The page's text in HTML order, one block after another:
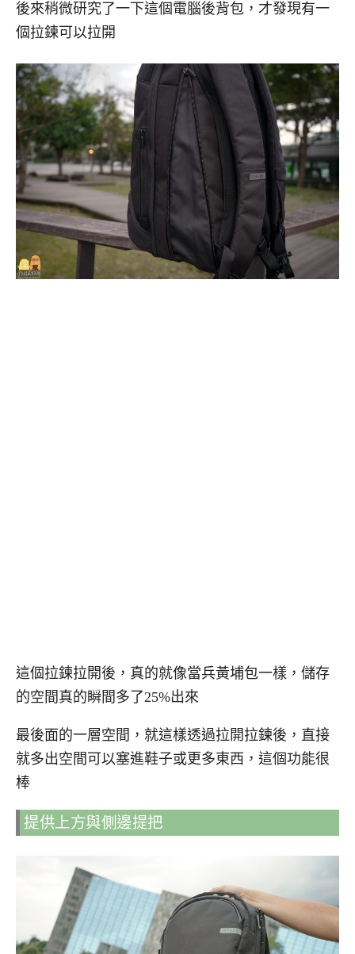
後來稍微研究了一下這個電腦後背包，才發現有一
個拉鍊可以拉開
這個拉鍊拉開後，真的就像當兵黃埔包一樣，儲存
的空間真的瞬間多了25%出來
最後面的一層空間，就這樣透過拉開拉鍊後，直接
就多出空間可以塞進鞋子或更多東西，這個功能很
棒
提供上方與側邊提把